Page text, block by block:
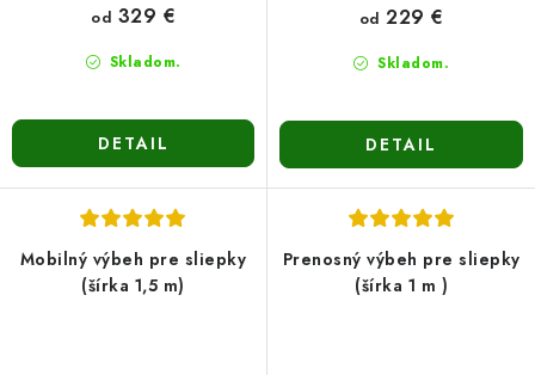
Skladom.
od 329 €
DETAIL
Skladom.
od 229 €
DETAIL
Mobilný výbeh pre sliepky
(šírka 1,5 m)
Prenosný výbeh pre sliepky
(šírka 1 m )